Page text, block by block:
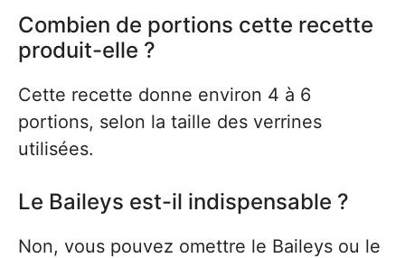
Combien de portions cette recette
produit-elle ?
Cette recette donne environ 4 à 6
portions, selon la taille des verrines
utilisées.
Le Baileys est-il indispensable ?
Non, vous pouvez omettre le Baileys ou le